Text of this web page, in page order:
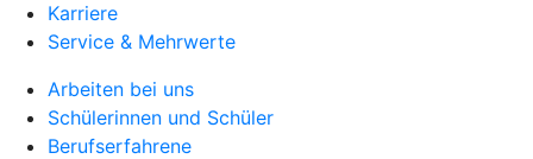
Karriere
Service & Mehrwerte
Arbeiten bei uns
Schülerinnen und Schüler
Berufserfahrene